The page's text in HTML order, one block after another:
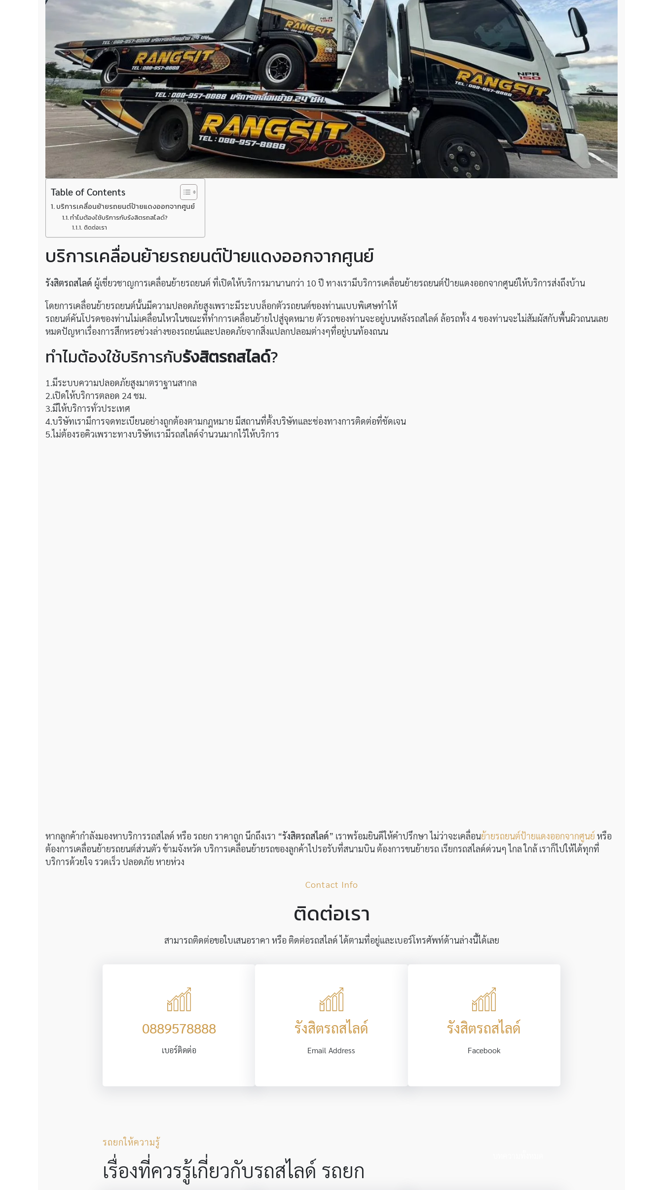
Table of Contents
บริการเคลื่อนย้ายรถยนต์ป้ายแดงออกจากศูนย์
ทำไมต้องใช้บริการกับรังสิตรถสไลด์?
ติดต่อเรา
บริการเคลื่อนย้ายรถยนต์ป้ายแดงออกจากศูนย์
รังสิตรถสไลด์ ผู้เชี่ยวชาญการเคลื่อนย้ายรถยนต์ ที่เปิดให้บริการมานานกว่า 10 ปี ทางเรามีบริการเคลื่อนย้ายรถยนต์ป้ายแดงออกจากศูนย์ให้บริการส่งถึงบ้าน
โดยการเคลื่อนย้ายรถยนต์นั้นมีความปลอดภัยสูงเพราะมีระบบล็อกตัวรถยนต์ของท่านแบบพิเศษทำให้
รถยนต์คันโปรดของท่านไม่เคลื่อนไหวในขณะที่ทำการเคลื่อนย้ายไปสู่จุดหมาย ตัวรถของท่านจะอยู่บนหลังรถสไลด์ ล้อรถทั้ง 4 ของท่านจะไม่สัมผัสกับพื้นผิวถนนเลย
หมดปัญหาเรื่องการสึกหรอช่วงล่างของรถยน์และปลอดภัยจากสิ่งแปลกปลอมต่างๆที่อยู่บนท้องถนน
ทำไมต้องใช้บริการกับรังสิตรถสไลด์?
1.มีระบบความปลอดภัยสูงมาตราฐานสากล
2.เปิดให้บริการตลอด 24 ชม.
3.มีให้บริการทั่วประเทศ
4.บริษัทเรามีการจดทะเบียนอย่างถูกต้องตามกฎหมาย มีสถานที่ตั้งบริษัทและช่องทางการติดต่อที่ชัดเจน
5.ไม่ต้องรอคิวเพราะทางบริษัทเรามีรถสไลด์จำนวนมากไว้ให้บริการ
หากลูกค้ากำลังมองหาบริการรถสไลด์ หรือ รถยก ราคาถูก นึกถึงเรา “รังสิตรถสไลด์” เราพร้อมยินดีให้คำปรึกษา ไม่ว่าจะเคลื่อนย้ายรถยนต์ป้ายแดงออกจากศูนย์ หรือ
ต้องการเคลื่อนย้ายรถยนต์ส่วนตัว ข้ามจังหวัด บริการเคลื่อนย้ายรถของลูกค้าไปรอรับที่สนามบิน ต้องการขนย้ายรถ เรียกรถสไลด์ด่วนๆ ไกล ใกล้ เราก็ไปให้ได้ทุกที่
บริการด้วยใจ รวดเร็ว ปลอดภัย หายห่วง
Contact Info
ติดต่อเรา
สามารถติดต่อขอใบเสนอราคา หรือ ติดต่อรถสไลด์ ได้ตามที่อยู่และเบอร์โทรศัพท์ด้านล่างนี้ได้เลย
0889578888
เบอร์ติดต่อ
รังสิตรถสไลด์
Email Address
รังสิตรถสไลด์
Facebook
รถยกให้ความรู้
เรื่องที่ควรรู้เกี่ยวกับรถสไลด์ รถยก